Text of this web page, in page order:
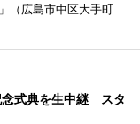
（広島市中区大手町
念式典を生中継 スタ